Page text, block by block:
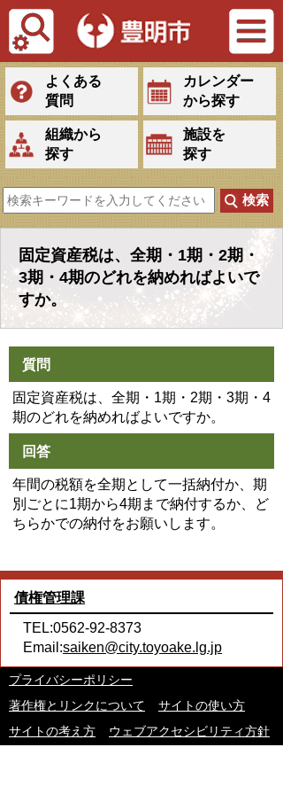
Tiếng Việt
よくある
質問
カレンダー
から探す
組織から
探す
施設を
探す
固定資産税は、全期・1期・2期・
3期・4期のどれを納めればよいで
すか。
質問
固定資産税は、全期・1期・2期・3期・4
期のどれを納めればよいですか。
回答
年間の税額を全期として一括納付か、期
別ごとに1期から4期まで納付するか、ど
ちらかでの納付をお願いします。
債権管理課
TEL:0562-92-8373
Email:saiken@city.toyoake.lg.jp
プライバシーポリシー
著作権とリンクについて
サイトの使い方
サイトの考え方
ウェブアクセシビリティ方針